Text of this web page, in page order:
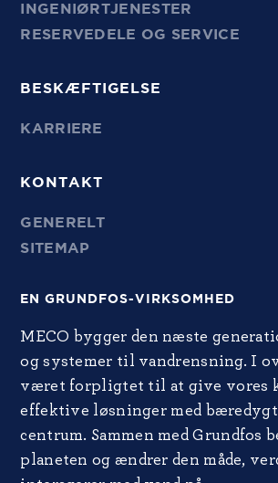
INGENIØRTJENESTER
RESERVEDELE OG SERVICE
BESKÆFTIGELSE
KARRIERE
KONTAKT
GENERELT
SITEMAP
EN GRUNDFOS-VIRKSOMHED
MECO bygger den næste
og systemer til vandrensning. I
været forpligtet til at give vores
effektive løsninger med
centrum. Sammen med Grundfos
planeten og ændrer den måde,